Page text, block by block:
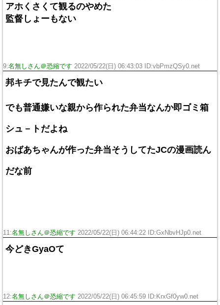
アホくさくて観るのやめた
監督しょーもない
9:名無しさん＠恐縮です 2022/05/22(日) 06:43:03 ID:vbPmzQSy0.net
邦キチで見たんで観たい
でも普通嫌いな親から作られた弁当なんか即ゴミ箱
シュ－トだよね
おばあちゃんが作った弁当そうしてたJCの漫画読ん
だな前
11:名無しさん＠恐縮です 2022/05/22(日) 06:44:22 ID:GxNbvHJp0.net
今どきGyaOて
12:名無しさん＠恐縮です 2022/05/22(日) 06:45:59 ID:KrxGf0yw0.net